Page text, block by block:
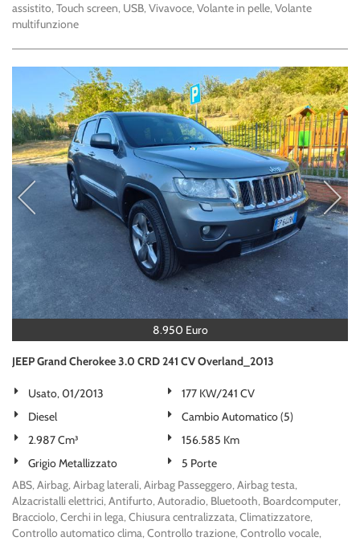
assistito, Touch screen, USB, Vivavoce, Volante in pelle, Volante
multifunzione
8.950 Euro
JEEP Grand Cherokee 3.0 CRD 241 CV Overland_2013
Usato, 01/2013
177 KW/241 CV
Diesel
Cambio Automatico (5)
2.987 Cm³
156.585 Km
Grigio Metallizzato
5 Porte
ABS, Airbag, Airbag laterali, Airbag Passeggero, Airbag testa,
Alzacristalli elettrici, Antifurto, Autoradio, Bluetooth, Boardcomputer,
Bracciolo, Cerchi in lega, Chiusura centralizzata, Climatizzatore,
Controllo automatico clima, Controllo trazione, Controllo vocale,